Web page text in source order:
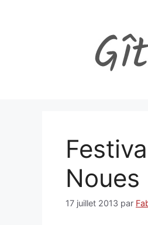
Noues
17 juillet 2013 par